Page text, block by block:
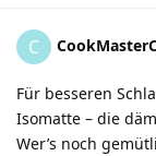
C
Für besseren
Isomatte – die
Wer’s noch